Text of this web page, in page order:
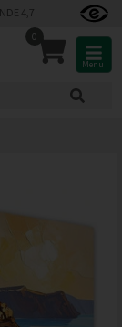
4,7
0
Menu